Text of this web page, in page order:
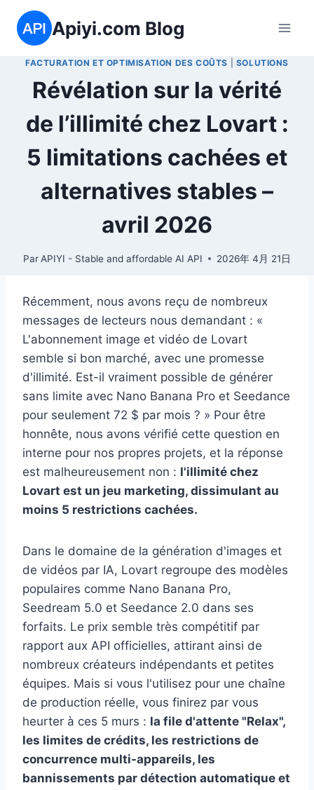
contenu
Apiyi.com Blog
FACTURATION ET OPTIMISATION DES COÛTS SOLUTIONS
Révélation sur la vérité
de l’illimité chez Lovart :
5 limitations cachées et
alternatives stables –
avril 2026
Par APIYI - Stable and affordable AI API 2026年 4月 21日
Récemment, nous avons reçu de nombreux
messages de lecteurs nous demandant : «
L'abonnement image et vidéo de Lovart
semble si bon marché, avec une promesse
d'illimité. Est-il vraiment possible de générer
sans limite avec Nano Banana Pro et Seedance
pour seulement 72 $ par mois ? » Pour être
honnête, nous avons vérifié cette question en
interne pour nos propres projets, et la réponse
est malheureusement non : l'illimité chez
Lovart est un jeu marketing, dissimulant au
moins 5 restrictions cachées.
Dans le domaine de la génération d'images et
de vidéos par IA, Lovart regroupe des modèles
populaires comme Nano Banana Pro,
Seedream 5.0 et Seedance 2.0 dans ses
forfaits. Le prix semble très compétitif par
rapport aux API officielles, attirant ainsi de
nombreux créateurs indépendants et petites
équipes. Mais si vous l'utilisez pour une chaîne
de production réelle, vous finirez par vous
heurter à ces 5 murs : la file d'attente "Relax",
les limites de crédits, les restrictions de
concurrence multi-appareils, les
bannissements par détection automatique et